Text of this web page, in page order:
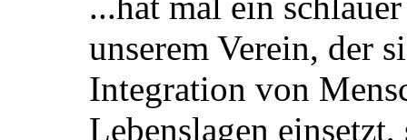
unserem Verein, der
Integration von
Lebenslagen